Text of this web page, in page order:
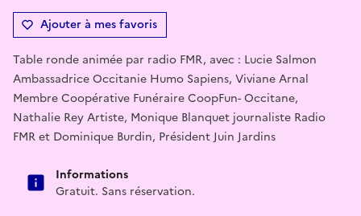
Ajouter à mes favoris
Table ronde animée par radio FMR, avec : Lucie Salmon
Ambassadrice Occitanie Humo Sapiens, Viviane Arnal
Membre Coopérative Funéraire CoopFun- Occitane,
Nathalie Rey Artiste, Monique Blanquet journaliste Radio
FMR et Dominique Burdin, Président Juin Jardins
Informations
Gratuit. Sans réservation.